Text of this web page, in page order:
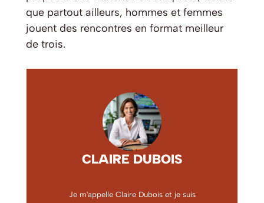
que partout ailleurs, hommes et femmes
jouent des rencontres en format meilleur
de trois.
CLAIRE DUBOIS
Je m'appelle Claire Dubois et je suis